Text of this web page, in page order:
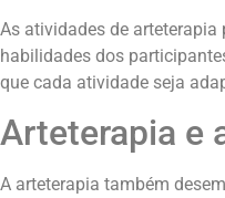
As atividades de arteterapia
habilidades dos
que cada atividade seja
Arteterapia e
A arteterapia também